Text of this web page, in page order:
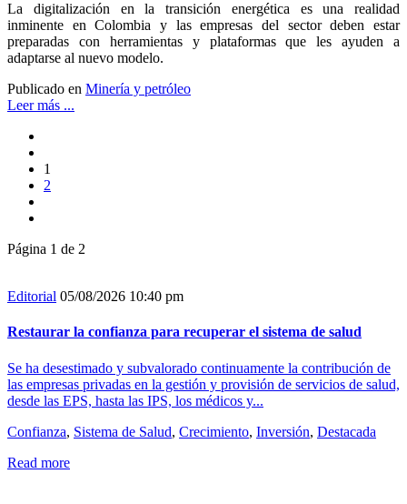
La digitalización en la transición energética es una realidad
inminente en Colombia y las empresas del sector deben estar
preparadas con herramientas y plataformas que les ayuden a
adaptarse al nuevo modelo.
Publicado en Minería y petróleo
Leer más ...
1
2
Página 1 de 2
Editorial 05/08/2026 10:40 pm
Restaurar la confianza para recuperar el sistema de salud
Se ha desestimado y subvalorado continuamente la contribución de
las empresas privadas en la gestión y provisión de servicios de salud,
desde las EPS, hasta las IPS, los médicos y...
Confianza, Sistema de Salud, Crecimiento, Inversión, Destacada
Read more